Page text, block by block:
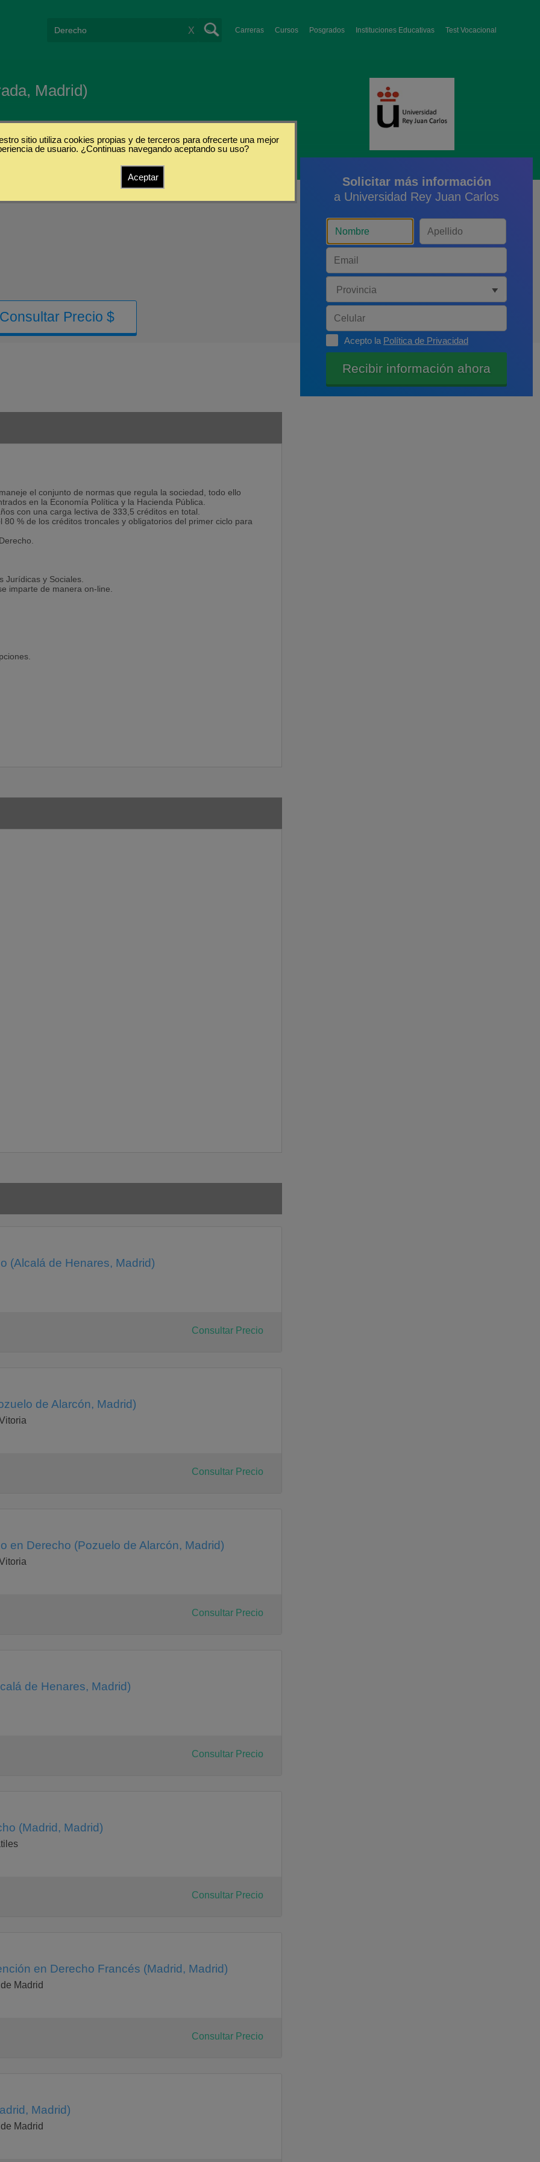
Carreras Cursos Posgrados Instituciones Educativas Test Vocacional
X
Madrid)
Consultar Precio $
el conjunto de normas que regula la sociedad, todo ello
en la Economía Política y la Hacienda Pública.
con una carga lectiva de 333,5 créditos en total.
% de los créditos troncales y obligatorios del primer ciclo para
Jurídicas y Sociales.
imparte de manera on-line.
(Alcalá de Henares, Madrid)
Consultar Precio
de Alarcón, Madrid)
Consultar Precio
en Derecho (Pozuelo de Alarcón, Madrid)
Consultar Precio
de Henares, Madrid)
Consultar Precio
(Madrid, Madrid)
Consultar Precio
en Derecho Francés (Madrid, Madrid)
Madrid
Consultar Precio
Madrid)
Madrid
Solicitar más información
a Universidad Rey Juan Carlos
Acepto la Política de Privacidad
sitio utiliza cookies propias y de terceros para ofrecerte una mejor
de usuario. ¿Continuas navegando aceptando su uso?
Aceptar